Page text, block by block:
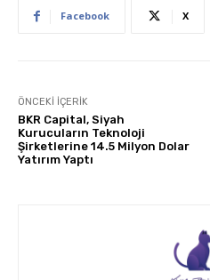
Facebook X
ÖNCEKI İÇERIK
BKR Capital, Siyah
Kurucuların Teknoloji
Şirketlerine 14.5 Milyon Dolar
Yatırım Yaptı